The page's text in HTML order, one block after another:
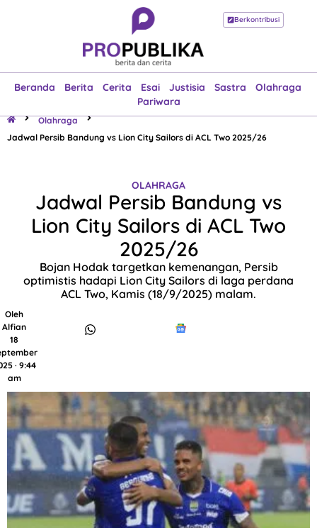
Berkontribusi
Beranda Berita Cerita Esai Justisia Sastra
Olahraga
Pariwara
Beranda
Esai
Justisia
Sastra
Olahraga
Pariwara
Olahraga
Jadwal Persib Bandung vs Lion City Sailors di ACL Two 2025/26
OLAHRAGA
Jadwal Persib Bandung vs
Lion City Sailors di ACL Two
2025/26
Bojan Hodak targetkan kemenangan, Persib
optimistis hadapi Lion City Sailors di laga perdana
ACL Two, Kamis (18/9/2025) malam.
Oleh
Alfian
18
· 9:44
am